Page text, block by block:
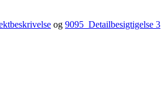
og 9095_Detailbesigtigelse 3